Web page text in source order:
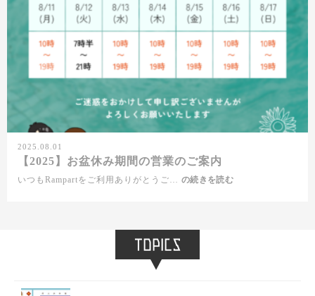
2025.08.01
【2025】お盆休み期間の営業のご案内
いつもRampartをご利用ありがとうご… 【2025】
の続きを読む
TOPICS